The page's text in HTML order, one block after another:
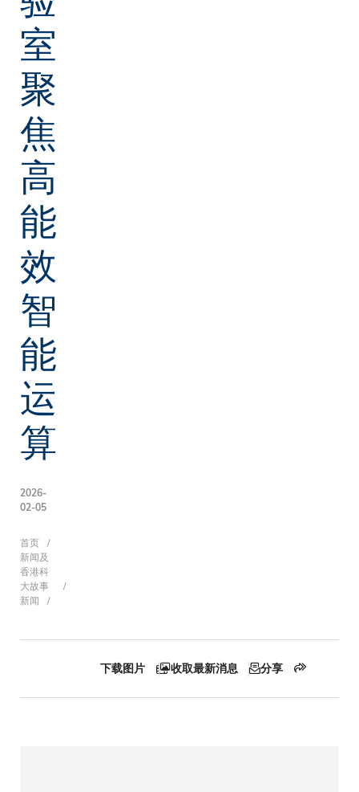
室
聚
焦
高
能
效
智
能
运
算
2026-
02-05
面
包
屑
首页
新闻及
香港科
大故事
新闻
下载图片 收取最新消息 分享